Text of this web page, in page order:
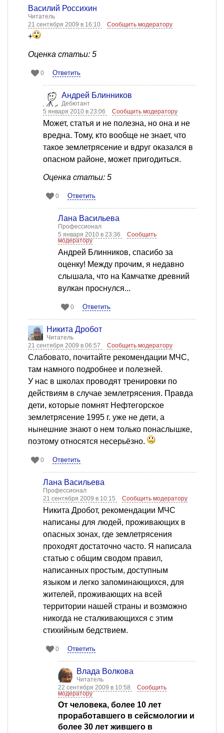
Василий Россихин
Читатель
21 сентября 2009 в 16:10
Сообщить модератору
+
Оценка статьи: 5
0 Ответить
Андрей Блинников
Дебютант
5 января 2010 в 23:06
Сообщить модератору
Может, статья и не полезна, но она и не
вредна. Тому, кто вообще не знает, что
такое землетрясение и вдруг оказался в
опасном районе, может пригодиться.
Оценка статьи: 5
0 Ответить
Лана Васильева
Профессионал
5 января 2010 в 23:36
Сообщить
модератору
Андрей Блинников, спасибо за
оценку! Между прочим, я недавно
слышала, что на Камчатке древний
вулкан проснулся...
0 Ответить
Никита Дробот
Читатель
21 сентября 2009 в 06:57
Сообщить модератору
Слабовато, почитайте рекомендации МЧС,
там намного подробнее и полезней.
У нас в школах проводят тренировки по
действиям в случае землетрясения. Правда
дети, которые помнят Нефтегорское
землетрясение 1995 г. уже не дети, а
нынешние знают о нем только понаслышке,
поэтому относятся несерьёзно.
0 Ответить
Лана Васильева
Профессионал
21 сентября 2009 в 10:15
Сообщить модератору
Никита Дробот, рекомендации МЧС
написаны для людей, проживающих в
опасных зонах, где землетрясения
проходят достаточно часто. Я написала
статью с общим сводом правил,
написанных простым, доступным
языком и легко запоминающихся, для
жителей, проживающих на всей
территории нашей страны и возможно
никогда не сталкивающихся с этим
стихийным бедствием.
0 Ответить
Влада Волкова
Читатель
22 сентября 2009 в 10:58
Сообщить
модератору
От человека, более 10 лет
проработавшего в сейсмологии и
более 30 лет жившего в